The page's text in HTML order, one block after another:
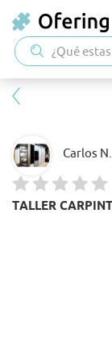
Carlos N.
TALLER